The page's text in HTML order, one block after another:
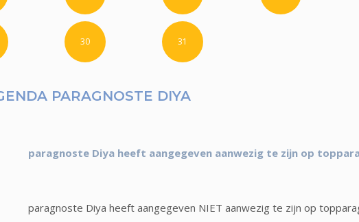
30 31
PARAGNOSTE DIYA
paragnoste Diya heeft aangegeven aanwezig te zijn op
paragnoste Diya heeft aangegeven NIET aanwezig te zijn op